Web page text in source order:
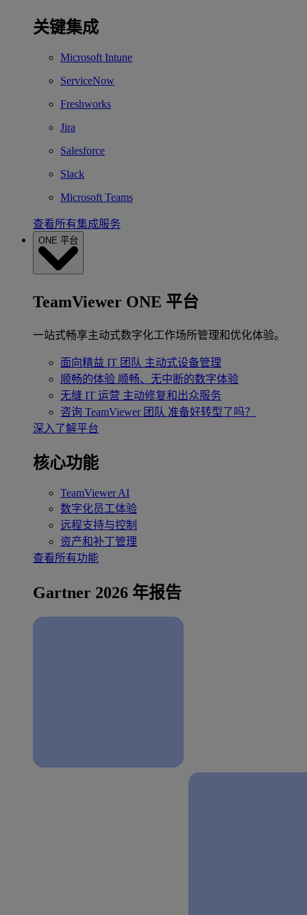
关键集成
Microsoft Intune
ServiceNow
Freshworks
Jira
Salesforce
Slack
Microsoft Teams
查看所有集成服务
ONE 平台
TeamViewer ONE 平台
一站式畅享主动式数字化工作场所管理和优化体验。
面向精益 IT 团队 主动式设备管理
顺畅的体验 顺畅、无中断的数字体验
无缝 IT 运营 主动修复和出众服务
咨询 TeamViewer 团队 准备好转型了吗？
深入了解平台
核心功能
TeamViewer AI
数字化员工体验
远程支持与控制
资产和补丁管理
查看所有功能
Gartner 2026 年报告